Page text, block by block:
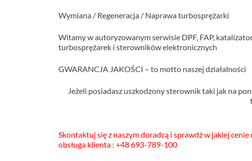
Wymiana / Regeneracja / Naprawa turbosprężarki
Witamy w autoryzowanym serwisie DPF, FAP,
turbosprężarek i sterowników elektronicznych
GWARANCJA JAKOŚCI – to motto naszej działalności
Jeżeli posiadasz uszkodzony sterownik taki jak na
Skontaktuj się z naszym doradcą i sprawdź w jakiej
obsługa klienta : +48 693-789-100